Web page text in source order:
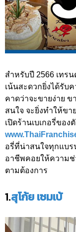
สำหรับปี 2566 เทร
เน้นสะดวกยิ่งได้รับ
คาดว่าจะขายง่าย
สนใจ จะยิ่งทำให้ข
เปิดร้านเบเกอรี่ของ
อรี่ที่น่าสนใจทุกแบ
อาชีพคอยให้ความช่
ตามต้องการ
1.สุโก้ย เซมเบ้